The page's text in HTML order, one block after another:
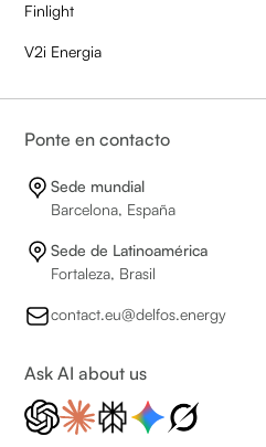
Finlight
V2i Energia
Ponte en contacto
Sede mundial
Barcelona, España
Sede de Latinoamérica
Fortaleza, Brasil
contact.eu@delfos.energy
Ask AI about us